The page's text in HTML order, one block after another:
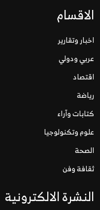
الاقسام
اخبار وتقارير
عربي ودولي
اقتصاد
رياضة
كتابات وآراء
علوم وتكنولوجيا
الصحة
ثقافة وفن
النشرة الالكترونية